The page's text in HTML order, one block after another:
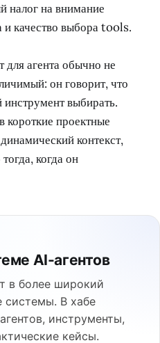
налог на внимание
и качество выбора tools.
агента обычно не
он говорит, что
инструмент выбирать.
короткие проектные
контекст,
когда он
AI-агентов
в более широкий
системы. В хабе
инструменты,
кейсы.